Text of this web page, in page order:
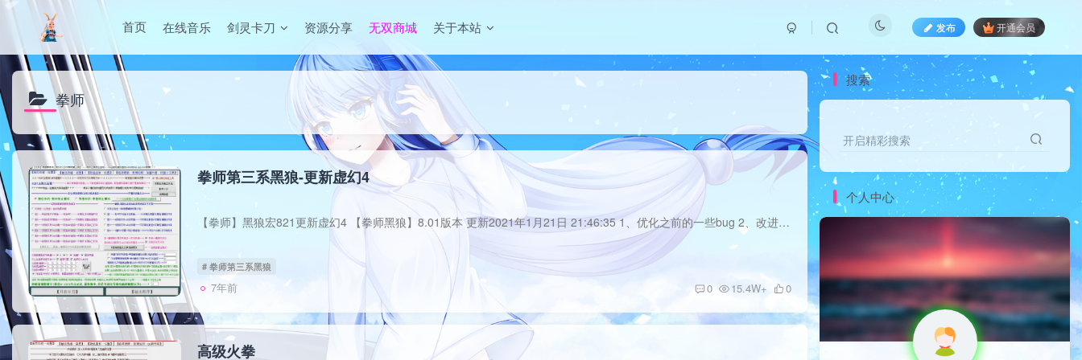
首页 在线音乐 剑灵卡刀 资源分享 无双商城 关于本站 发布 开通会员
拳师
拳师第三系黑狼-更新虚幻4
【拳师】黑狼宏821更新虚幻4 【拳师黑狼】8.01版本 更新2021年1月21日 21:46:35 1、优化之前的一些bug 2、改进宏机制TFR稳定1：1：1频率施展提升10%伤害 3、改进铁拳化，支持4+4连招以及7+4连招...
# 拳师第三系黑狼
7年前 0 15.4W+ 0
高级火拳
搜索
开启精彩搜索
个人中心